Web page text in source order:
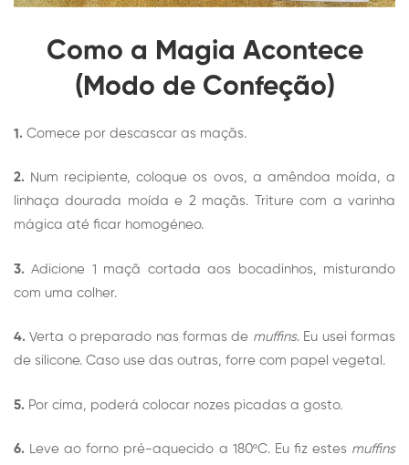
Como a Magia Acontece
(Modo de Confeção)
1. Comece por descascar as maçãs.
2. Num recipiente, coloque os ovos, a amêndoa moída, a
linhaça dourada moída e 2 maçãs. Triture com a varinha
mágica até ficar homogéneo.
3. Adicione 1 maçã cortada aos bocadinhos, misturando
com uma colher.
4. Verta o preparado nas formas de muffins. Eu usei formas
de silicone. Caso use das outras, forre com papel vegetal.
5. Por cima, poderá colocar nozes picadas a gosto.
6. Leve ao forno pré-aquecido a 180ºC. Eu fiz estes muffins